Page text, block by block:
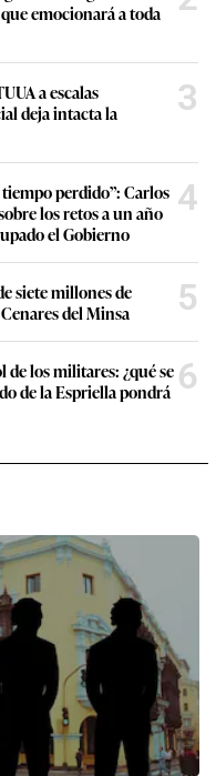
emocionará a toda
a escalas
deja intacta la
3
perdido”: Carlos
los retos a un año
el Gobierno
4
siete millones de
del Minsa
5
de los militares: ¿qué se
de la Espriella pondrá 6